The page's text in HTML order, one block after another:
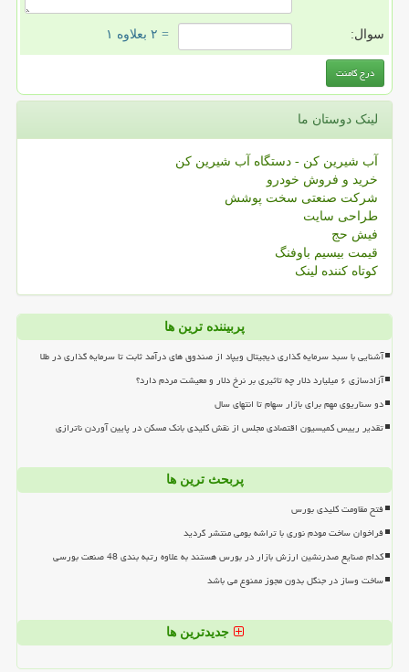
سوال: = ۲ بعلاوه ۱
لینک دوستان ما
آب شیرین کن - دستگاه آب شیرین کن
خرید و فروش خودرو
شرکت صنعتی سخت پوشش
طراحی سایت
فیش حج
قیمت بیسیم باوفنگ
کوتاه کننده لینک
پربیننده ترین ها
آشنایی با سبد سرمایه گذاری دیجیتال ویپاد از صندوق های درآمد ثابت تا سرمایه گذاری در طلا
آزادسازی ۶ میلیارد دلار چه تاثیری بر نرخ دلار و معیشت مردم دارد؟
دو سناریوی مهم برای بازار سهام تا انتهای سال
تقدیر رییس کمیسیون اقتصادی مجلس از نقش کلیدی بانک مسکن در پایین آوردن ناترازی
پربحث ترین ها
فتح مقاومت کلیدی بورس
فراخوان ساخت مودم نوری با تراشه بومی منتشر گردید
کدام صنایع صدرنشین ارزش بازار در بورس هستند به علاوه رتبه بندی 48 صنعت بورسی
ساخت وساز در جنگل بدون مجوز ممنوع می باشد
جدیدترین ها